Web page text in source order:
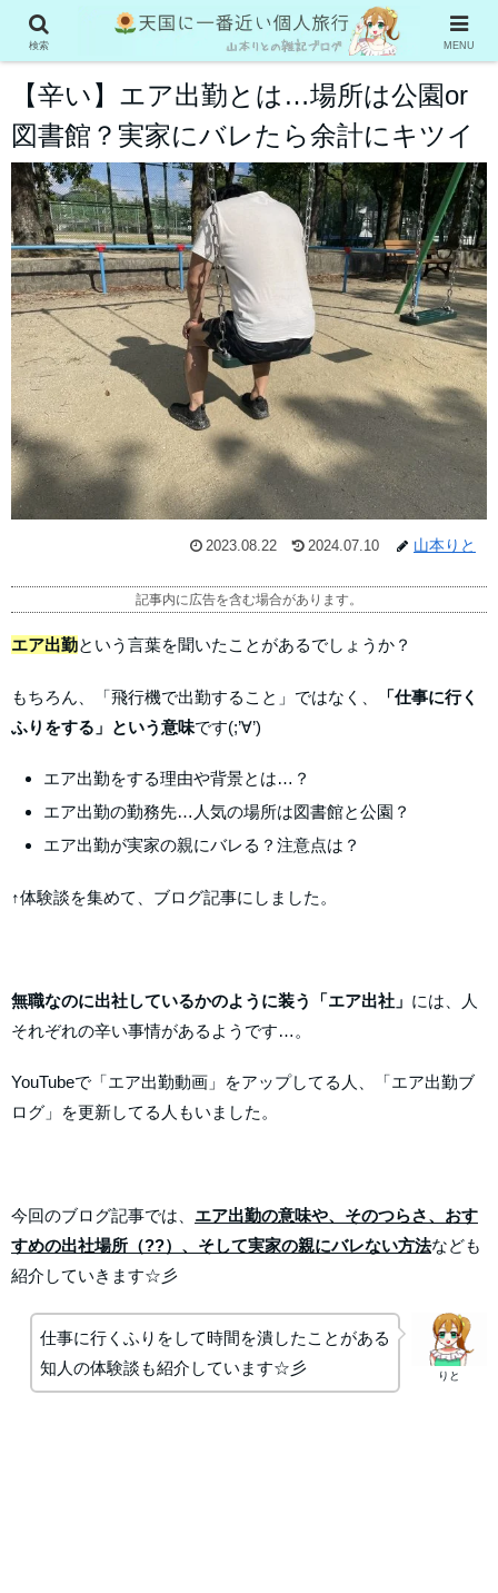
雑学
【辛い】エア出勤とは…場所は公園or
図書館？実家にバレたら余計にキツイ
2023.08.22 2024.07.10 山本りと
記事内に広告を含む場合があります。
エア出勤という言葉を聞いたことがあるでしょうか？
もちろん、「飛行機で出勤すること」ではなく、
「仕事に行く
ふりをする」という意味です(;’∀’)
エア出勤をする理由や背景とは…？
エア出勤の勤務先…人気の場所は図書館と公園？
エア出勤が実家の親にバレる？注意点は？
↑体験談を集めて、ブログ記事にしました。
無職なのに出社しているかのように装う「エア出社」 には、人
それぞれの辛い事情があるようです…。
YouTubeで「エア出勤動画」をアップしてる人、「エア出勤ブ
ログ」を更新してる人もいました。
今回のブログ記事では、 エア出勤の意味や、そのつらさ、おす
すめの出社場所（??）、そして実家の親にバレない方法なども
紹介していきます☆彡
りと
仕事に行くふりをして時間を潰したことがある
知人の体験談も紹介しています☆彡
検索 MENU